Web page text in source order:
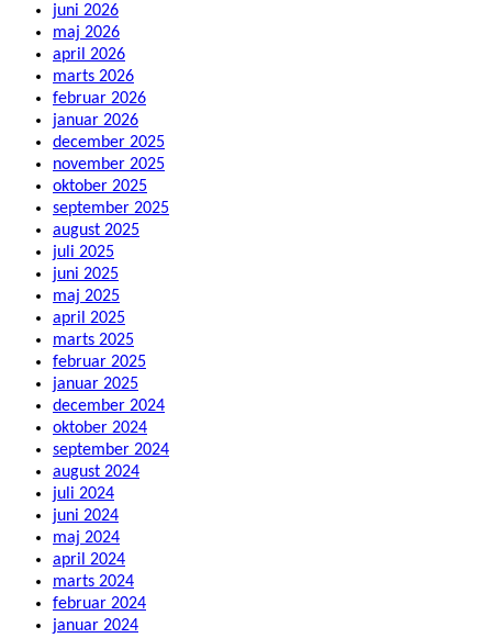
juni 2026
maj 2026
april 2026
marts 2026
februar 2026
januar 2026
december 2025
november 2025
oktober 2025
september 2025
august 2025
juli 2025
juni 2025
maj 2025
april 2025
marts 2025
februar 2025
januar 2025
december 2024
oktober 2024
september 2024
august 2024
juli 2024
juni 2024
maj 2024
april 2024
marts 2024
februar 2024
januar 2024